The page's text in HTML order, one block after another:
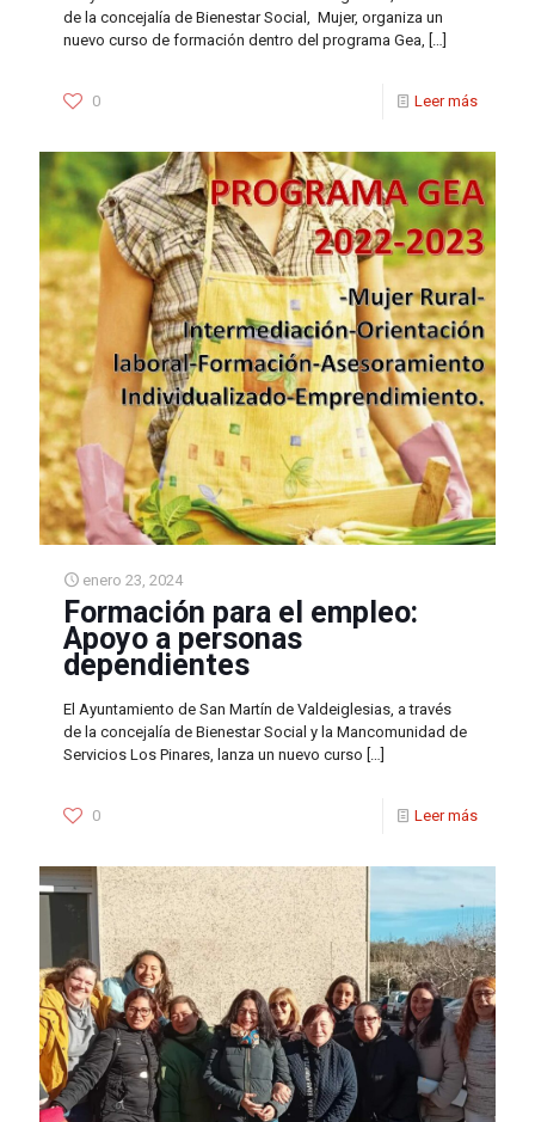
de la concejalía de Bienestar Social, Mujer, organiza un
nuevo curso de formación dentro del programa Gea, […]
0 Leer más
enero 23, 2024
Formación para el empleo:
Apoyo a personas
dependientes
El Ayuntamiento de San Martín de Valdeiglesias, a través
de la concejalía de Bienestar Social y la Mancomunidad de
Servicios Los Pinares, lanza un nuevo curso […]
0 Leer más